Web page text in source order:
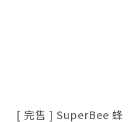
[ 完售 ] SuperBee 蜂